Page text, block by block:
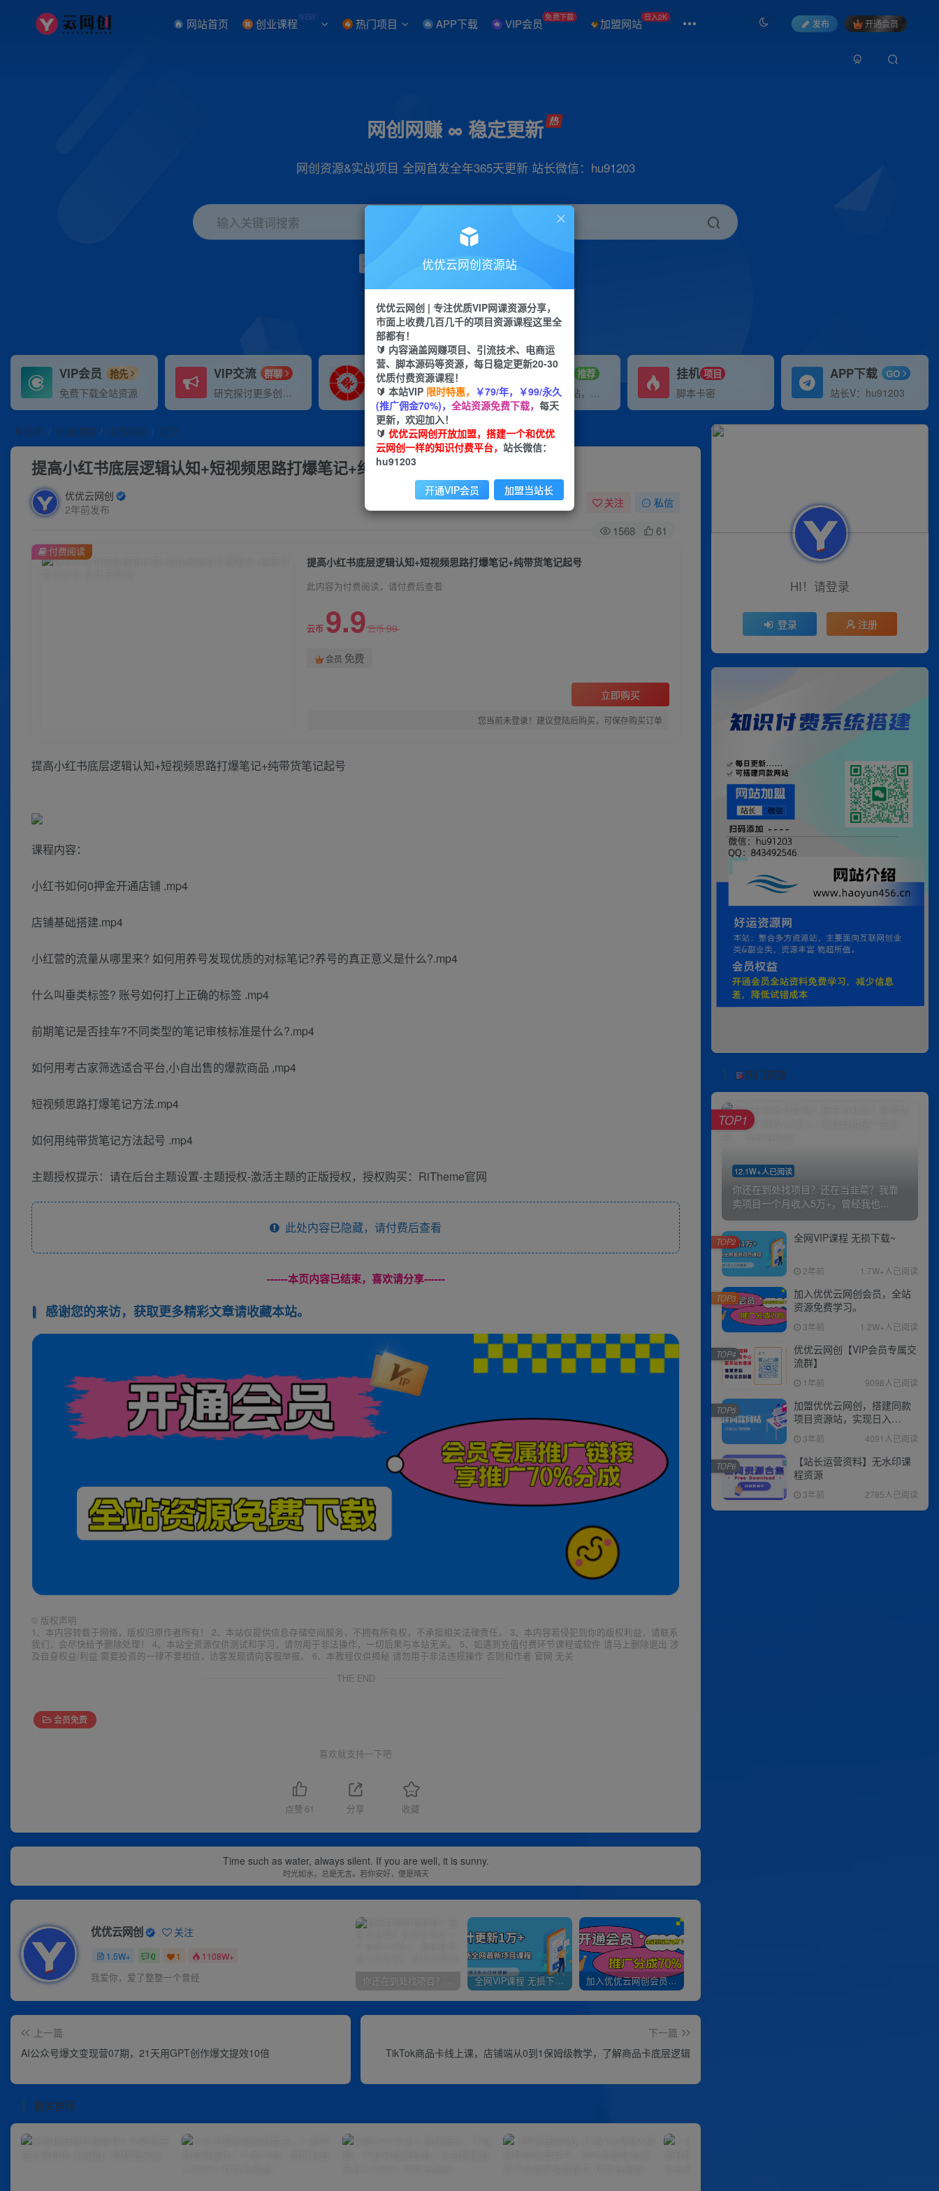
网站首页 创业课程 NEW 热门项目 APP下载 VIP会员 免费下载 加盟网站 日入2K
发布 开通会员
网创网赚 ∞ 稳定更新
网创资源&实战项目 全网首发全年365天更新 站长微信：hu91203
输入关键词搜索
项目 引流 小红书 短视频
VIP会员 抢先
免费下载全站资源
VIP交流 群聊
研究探讨更多创业项目路子。
VIP推广
70%分佣
会员专属推广链接
招募站长 推荐
搭建同款网站，自己当老板
挂机 项目
脚本卡密
APP下载 GO
站长V：hu91203
首页 创业课程 会员免费 正文
提高小红书底层逻辑认知+短视频思路打爆笔记+纯带货笔记起号
优优云网创
2年前发布
关注 私信
1568 61
提高小红书底层逻辑认知+短视频思路打爆笔记+纯带货笔记起号
此内容为付费阅读，请付费后查看
云币 9.9云币99
会员 免费
立即购买
您当前未登录！建议登陆后购买，可保存购买订单
付费阅读
提高小红书底层逻辑认知+短视频思路打爆笔记+纯带货笔记起号
课程内容：
小红书如何0押金开通店铺 .mp4
店铺基础搭建.mp4
小红营的流量从哪里来? 如何用养号发现优质的对标笔记?养号的真正意义是什么?.mp4
什么叫垂类标签? 账号如何打上正确的标签 .mp4
前期笔记是否挂车?不同类型的笔记审核标准是什么?.mp4
如何用考古家筛选适合平台,小自出售的爆款商品 ,mp4
短视频思路打爆笔记方法.mp4
如何用纯带货笔记方法起号 .mp4
主题授权提示：请在后台主题设置-主题授权-激活主题的正版授权，授权购买：RiTheme官网
此处内容已隐藏，请付费后查看
------本页内容已结束，喜欢请分享------
感谢您的来访，获取更多精彩文章请收藏本站。
© 版权声明
1、本内容转载于网络，版权归原作者所有！ 2、本站仅提供信息存储空间服务，不拥有所有权，不承担相关法律责任。 3、本内容若侵犯到你的版权利益，请联系
我们，会尽快给予删除处理！ 4、本站全资源仅供测试和学习，请勿用于非法操作，一切后果与本站无关。 5、如遇到充值付费环节课程或软件 请马上删除退出 涉
及自身权益/利益 需要投资的一律不要相信，访客发现请向客服举报。 6、本教程仅供揭秘 请勿用于非法违规操作 否则和作者 官网 无关
THE END
会员免费
喜欢就支持一下吧
点赞 61 分享 收藏
Time such as water, always silent. If you are well, it is sunny.
时光如水，总是无言。若你安好，便是晴天
优优云网创 关注
1.5W+ 0 1 1108W+
我爱你，爱了整整一个曾经 你还在到处找项目？还在当韭菜？我靠卖项目一个月收入5万+，曾经我也是个失败者。 全网VIP课程 无损下载~ 加入优优云网创会员，全站资源免费学习。
上一篇
AI公众号爆文变现营07期，21天用GPT创作爆文提效10倍
下一篇
TikTok商品卡线上课，​店铺端从0到1保姆级教学，了解商品卡底层逻辑
相关推荐
HI！请登录
登录 注册
热门资源
12.1W+人已阅读
你还在到处找项目？还在当韭菜？我靠
卖项目一个月收入5万+，曾经我也...
TOP1
全网VIP课程 无损下载~
2年前 1.7W+人已阅读
TOP2
加入优优云网创会员，全站
资源免费学习。
3年前 1.2W+人已阅读
TOP3
优优云网创【VIP会员专属交
流群】
1年前 9098人已阅读
TOP4
加盟优优云网创，搭建同款
项目资源站，实现日入
2000+
3年前 4091人已阅读
TOP5
【站长运营资料】无水印课
程资源
3年前 2785人已阅读
TOP6
优优云网创资源站
优优云网创 | 专注优质VIP网课资源分享，
市面上收费几百几千的项目资源课程这里全
部都有！
🔰 内容涵盖网赚项目、引流技术、电商运
营、脚本源码等资源，每日稳定更新20-30
优质付费资源课程！
🔰 本站VIP 限时特惠， ￥79/年，￥99/永久
(推广佣金70%)， 全站资源免费下载， 每天
更新，欢迎加入！
🔰 优优云网创开放加盟，搭建一个和优优
云网创一样的知识付费平台， 站长微信：
hu91203
开通VIP会员 加盟当站长